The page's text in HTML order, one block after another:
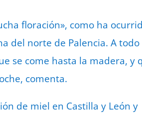
floración», como ha
del norte de Palencia. A
se come hasta la madera, y
comenta.
de miel en Castilla y León y